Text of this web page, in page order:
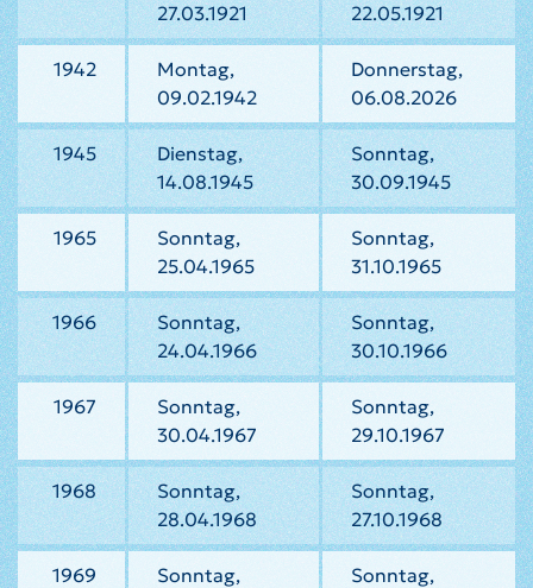
27.03.1921
22.05.1921
1942
Montag,
09.02.1942
Donnerstag,
06.08.2026
1945
Dienstag,
14.08.1945
Sonntag,
30.09.1945
1965
Sonntag,
25.04.1965
Sonntag,
31.10.1965
1966
Sonntag,
24.04.1966
Sonntag,
30.10.1966
1967
Sonntag,
30.04.1967
Sonntag,
29.10.1967
1968
Sonntag,
28.04.1968
Sonntag,
27.10.1968
1969
Sonntag,
Sonntag,